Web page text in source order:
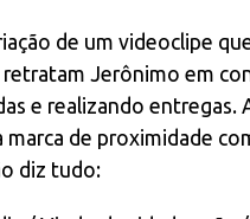
de um videoclipe
retratam Jerônimo em
e realizando entregas.
marca de proximidade
diz tudo: